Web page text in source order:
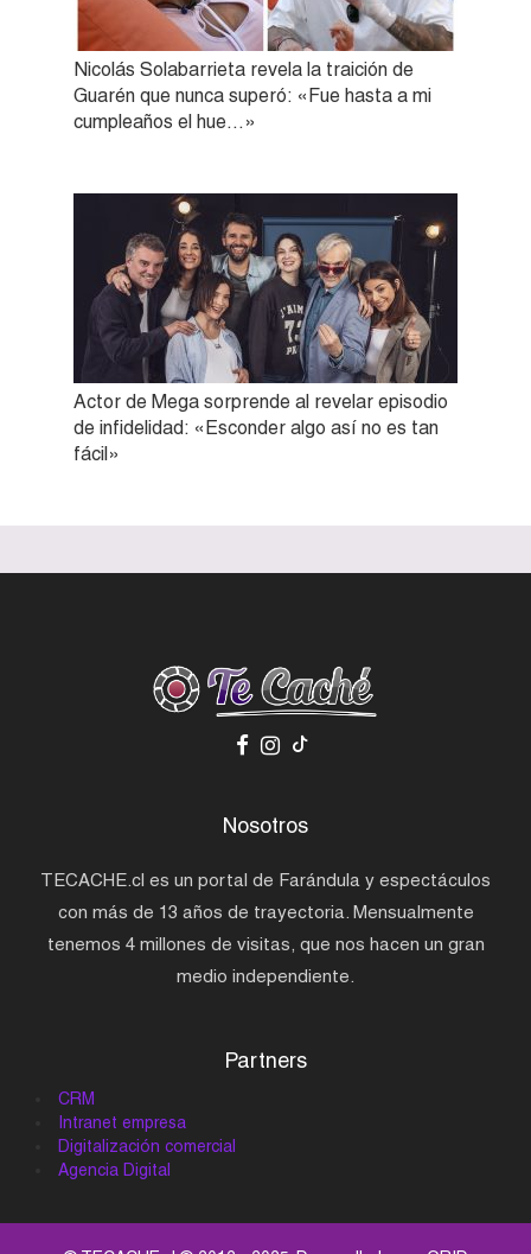
Nicolás Solabarrieta revela la traición de
Guarén que nunca superó: «Fue hasta a mi
cumpleaños el hue…»
Actor de Mega sorprende al revelar episodio
de infidelidad: «Esconder algo así no es tan
fácil»
Nosotros
TECACHE.cl es un portal de Farándula y espectáculos
con más de 13 años de trayectoria. Mensualmente
tenemos 4 millones de visitas, que nos hacen un gran
medio independiente.
Partners
CRM
Intranet empresa
Digitalización comercial
Agencia Digital